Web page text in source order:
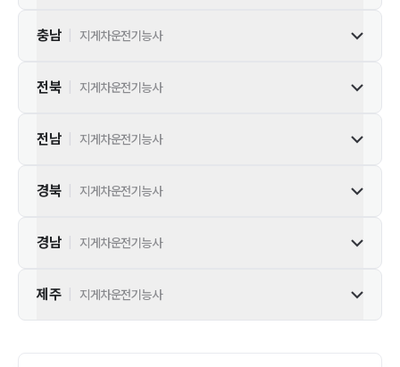
충남 지게차운전기능사
전북 지게차운전기능사
전남 지게차운전기능사
경북 지게차운전기능사
경남 지게차운전기능사
제주 지게차운전기능사